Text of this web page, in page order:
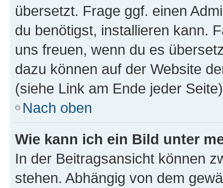
übersetzt. Frage ggf. einen
du benötigst, installieren kann.
uns freuen, wenn du es
dazu können auf der Website
(siehe Link am Ende jeder
Nach oben
Wie kann ich ein Bild unter
In der Beitragsansicht können
stehen. Abhängig von dem